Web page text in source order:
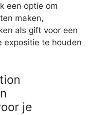
een optie om
maken,
als gift voor een
expositie te houden
je